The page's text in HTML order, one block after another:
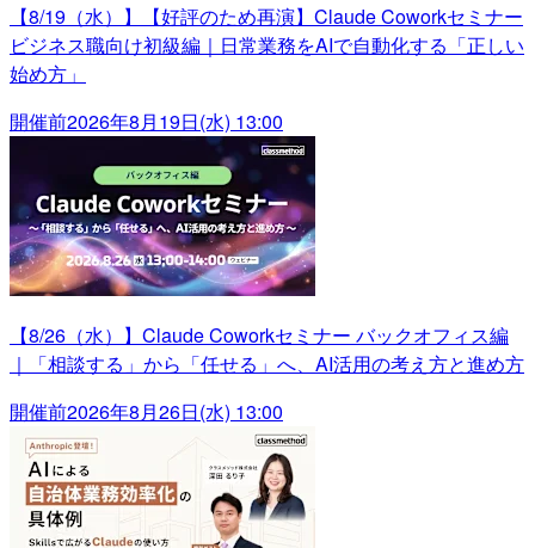
【8/19（水）】【好評のため再演】Claude Coworkセミナー
ビジネス職向け初級編｜日常業務をAIで自動化する「正しい
始め方」
開催前2026年8月19日(水) 13:00
【8/26（水）】Claude Coworkセミナー バックオフィス編
｜「相談する」から「任せる」へ、AI活用の考え方と進め方
開催前2026年8月26日(水) 13:00